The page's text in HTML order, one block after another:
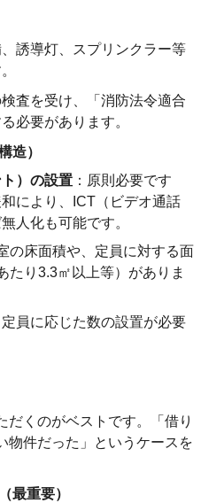
誘導灯、スプリンクラー等
査を受け、「消防法令適合
必要があります。
造）
）の設置 ：原則必要です
により、ICT（ビデオ通話
人化も可能です。
の床面積や、定員に対する面
たり3.3㎡以上等）がありま
定員に応じた数の設置が必要
だくのがベストです。「借り
物件だった」というケースを
最重要）